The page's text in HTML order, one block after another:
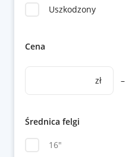
Uszkodzony
Cena
zł –
Średnica felgi
16"